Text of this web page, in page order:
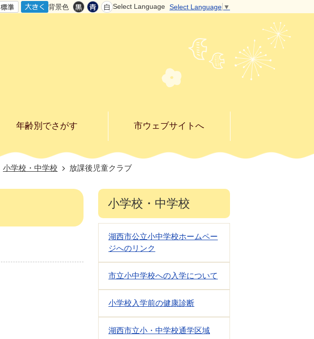
背景色 Select Language Select Language ▼
年齢別でさがす 市ウェブサイトへ
小学校・中学校 放課後児童クラブ
小学校・中学校
湖西市公立小中学校ホームペー
ジへのリンク
市立小中学校への入学について
小学校入学前の健康診断
湖西市立小・中学校通学区域